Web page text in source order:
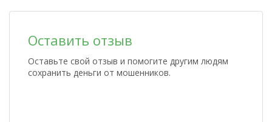
Оставить отзыв
Оставьте свой отзыв и помогите другим людям
сохранить деньги от мошенников.